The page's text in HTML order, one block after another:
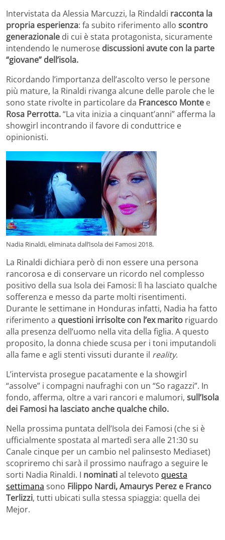
Intervistata da Alessia Marcuzzi, la Rindaldi racconta la
propria esperienza: fa subito riferimento allo scontro
generazionale di cui è stata protagonista, sicuramente
intendendo le numerose discussioni avute con la parte
“giovane” dell’isola.
Ricordando l’importanza dell’ascolto verso le persone
più mature, la Rinaldi rivanga alcune delle parole che le
sono state rivolte in particolare da Francesco Monte e
Rosa Perrotta.“La vita inizia a cinquant’anni” afferma la
showgirl incontrando il favore di conduttrice e
opinionisti.
Nadia Rinaldi, eliminata dall’Isola dei Famosi 2018.
La Rinaldi dichiara però di non essere una persona
rancorosa e di conservare un ricordo nel complesso
positivo della sua Isola dei Famosi: lì ha lasciato qualche
sofferenza e messo da parte molti risentimenti.
Durante le settimane in Honduras infatti, Nadia ha fatto
riferimento a questioni irrisolte con l’ex marito riguardo
alla presenza dell’uomo nella vita della figlia. A questo
proposito, la donna chiede scusa per i toni imputandoli
alla fame e agli stenti vissuti durante il reality.
L’intervista prosegue pacatamente e la showgirl
“assolve” i compagni naufraghi con un “So ragazzi”. In
fondo, afferma, oltre a vari rancori e malumori, sull’Isola
dei Famosi ha lasciato anche qualche chilo.
Nella prossima puntata dell’Isola dei Famosi (che si è
ufficialmente spostata al martedì sera alle 21:30 su
Canale cinque per un cambio nel palinsesto Mediaset)
scopriremo chi sarà il prossimo naufrago a seguire le
sorti Nadia Rinaldi. I nominatial televoto questa
settimana sono Filippo Nardi, Amaurys Perez e Franco
Terlizzi, tutti ubicati sulla stessa spiaggia: quella dei
Mejor.